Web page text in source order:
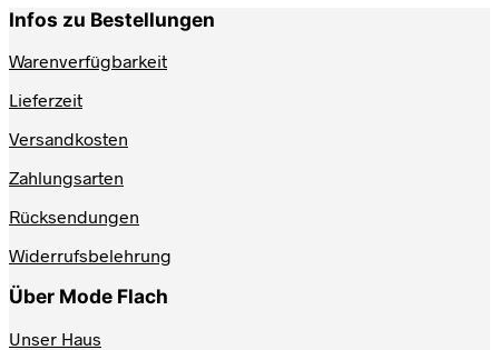
Infos zu Bestellungen
Warenverfügbarkeit
Lieferzeit
Versandkosten
Zahlungsarten
Rücksendungen
Widerrufsbelehrung
Über Mode Flach
Unser Haus